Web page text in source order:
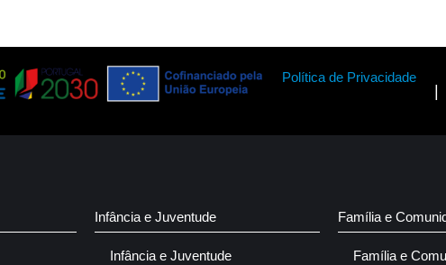
Política de Privacidade
|
Infância e Juventude
Infância e Juventude
Família e
Família e